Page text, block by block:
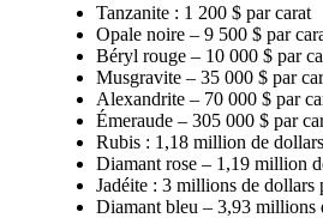
Tanzanite : 1 200 $ par carat
Opale noire – 9 500 $ par
Béryl rouge – 10 000 $ par
Musgravite – 35 000 $ par
Alexandrite – 70 000 $ par
Émeraude – 305 000 $ par
Rubis : 1,18 million de
Diamant rose – 1,19 million
Jadéite : 3 millions de dollars
Diamant bleu – 3,93 millions